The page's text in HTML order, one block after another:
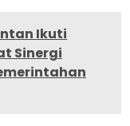
Ikuti
Sinergi